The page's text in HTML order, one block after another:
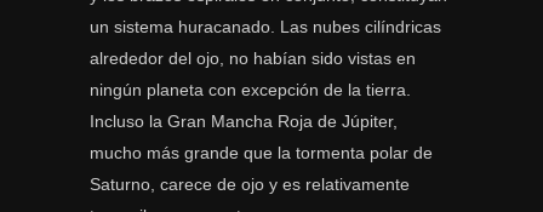
un sistema huracanado. Las nubes cilíndricas
alrededor del ojo, no habían sido vistas en
ningún planeta con excepción de la tierra.
Incluso la Gran Mancha Roja de Júpiter,
mucho más grande que la tormenta polar de
Saturno, carece de ojo y es relativamente